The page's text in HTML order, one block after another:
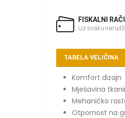
FISKALNI
Uz svaku
TABELA VELIČINA
Komfort dizajn
Mješavina
Mehaničko
Otpornost na